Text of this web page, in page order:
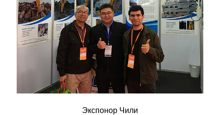
Экспонор Чили